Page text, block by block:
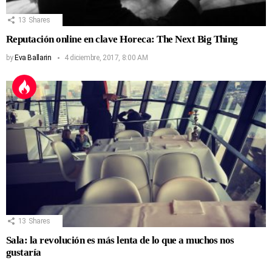
13 Shares
Reputación online en clave Horeca: The Next Big Thing
by Eva Ballarin 4 diciembre, 2017, 8:00 AM
13 Shares
Sala: la revolución es más lenta de lo que a muchos nos
gustaría